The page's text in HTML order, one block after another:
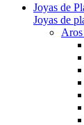
Joyas de
Joyas de
Aros